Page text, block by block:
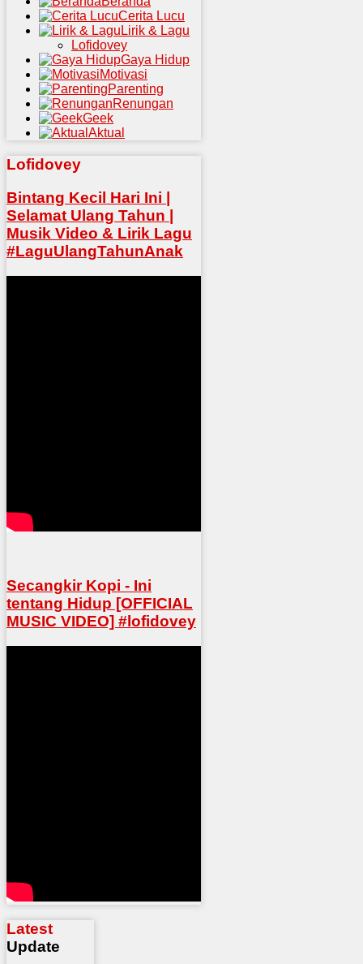
Cerita Lucu
Lirik & Lagu
Lofidovey
Gaya Hidup
Motivasi
Parenting
Renungan
Geek
Aktual
Lofidovey
Bintang Kecil Hari Ini |
Selamat Ulang Tahun |
Musik Video & Lirik Lagu
#LaguUlangTahunAnak
Secangkir Kopi - Ini
tentang Hidup [OFFICIAL
MUSIC VIDEO] #lofidovey
Latest
Update